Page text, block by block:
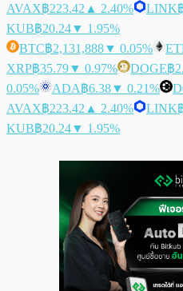
AVAX฿223.42 ▲ 2.40% LINK
KUB฿20.24▼ 1.95%
BTC฿2,131,888▼ 0.05%
XRP฿35.79▼ 0.97% DOGE฿
0.05%
ADA฿6.38▼ 0.21%
AVAX฿223.42 ▲ 2.40% LINK
KUB฿20.24▼ 1.95%